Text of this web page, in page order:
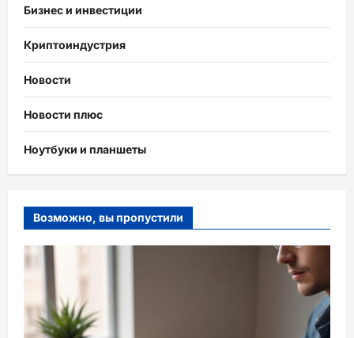
Бизнес и инвестиции
Криптоиндустрия
Новости
Новости плюс
Ноутбуки и планшеты
Возможно, вы пропустили